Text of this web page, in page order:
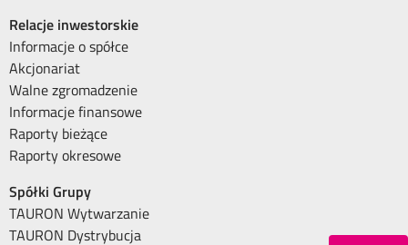
Relacje inwestorskie
Informacje o spółce
Akcjonariat
Walne zgromadzenie
Informacje finansowe
Raporty bieżące
Raporty okresowe
Spółki Grupy
TAURON Wytwarzanie
TAURON Dystrybucja